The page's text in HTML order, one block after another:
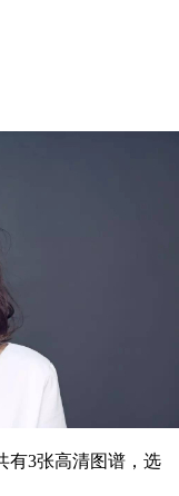
有3张高清图谱，选